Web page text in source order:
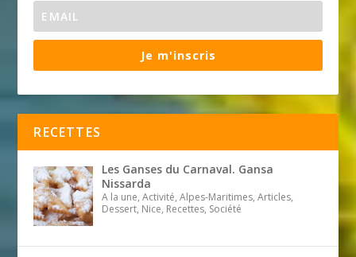
Je m'inscris
RECETTES
Les Ganses du Carnaval. Gansa
Nissarda
A la une, Activité, Alpes-Maritimes, Articles,
Dessert, Nice, Recettes, Société